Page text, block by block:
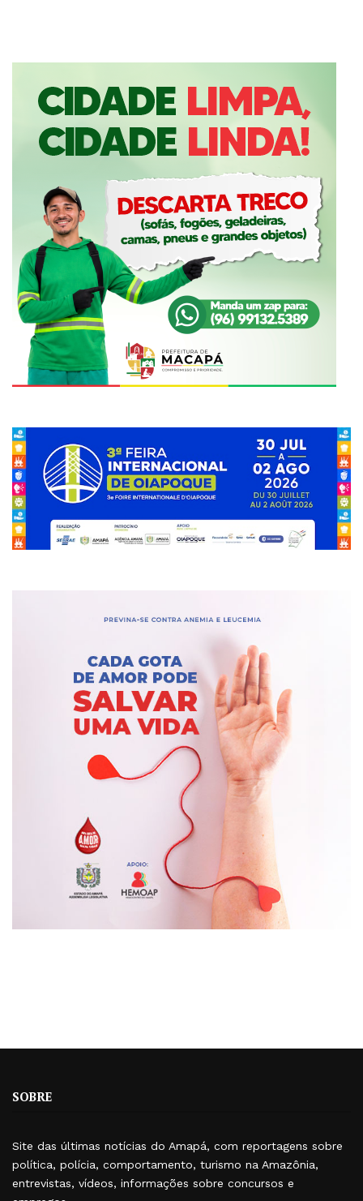
SOBRE
Site das últimas notícias do Amapá, com reportagens sobre
política, polícia, comportamento, turismo na Amazônia,
entrevistas, vídeos, informações sobre concursos e